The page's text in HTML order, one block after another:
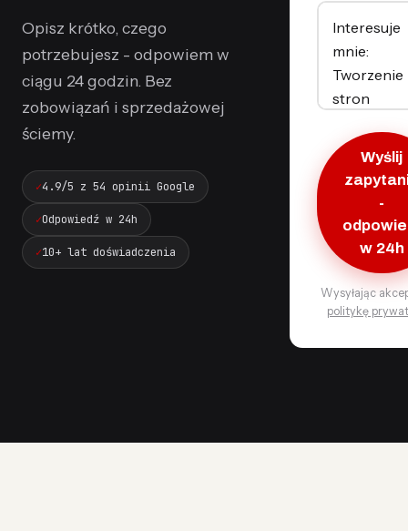
Opisz krótko, czego
potrzebujesz - odpowiem w
ciągu 24 godzin. Bez
zobowiązań i sprzedażowej
ściemy.
4.9/5 z 54 opinii Google
Odpowiedź w 24h
10+ lat doświadczenia
Wyślij
-
w 24h
Wysyłając
politykę